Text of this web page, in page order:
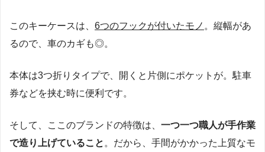
このキーケースは、 6つのフックが付いたモノ 。縦幅があ
るので、車のカギも◎。
本体は3つ折りタイプで、開くと片側にポケットが。駐車
券などを挟む時に便利です。
そして、ここのブランドの特徴は、 一つ一つ職人が手作業
で造り上げていること。だから、手間がかかった上質なモ